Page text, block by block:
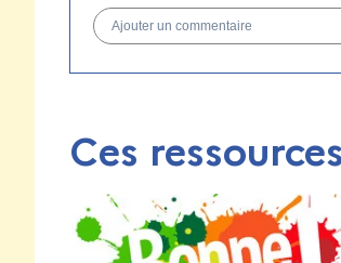
Ajouter un commentaire
Ces